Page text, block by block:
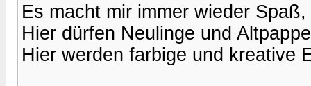
Es macht mir immer wieder
Hier dürfen Neulinge und
Hier werden farbige und kreative